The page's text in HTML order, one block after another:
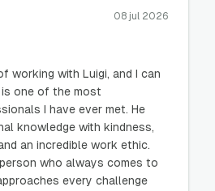
08 jul 2026
working with Luigi, and I can
one of the most
I have ever met. He
knowledge with kindness,
an incredible work ethic.
who always comes to
every challenge